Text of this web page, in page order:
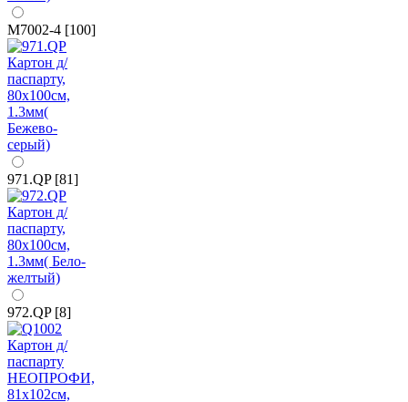
M7002-4 [100]
971.QP [81]
972.QP [8]